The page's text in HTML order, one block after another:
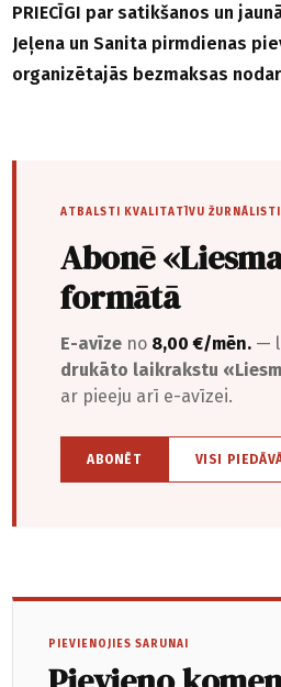
PRIECĪGI par satikšanos un
Jeļena un Sanita pirmdienas
organizētajās bezmaksas
ATBALSTI KVALITATĪVU
Abonē
formātā
E-avīze no 8,00 €/mēn. —
drukāto laikrakstu
ar pieeju arī e-avīzei.
ABONĒT VISI
PIEVIENOJIES SARUNAI